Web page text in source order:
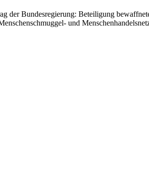
der Bundesregierung: Beteiligung
und